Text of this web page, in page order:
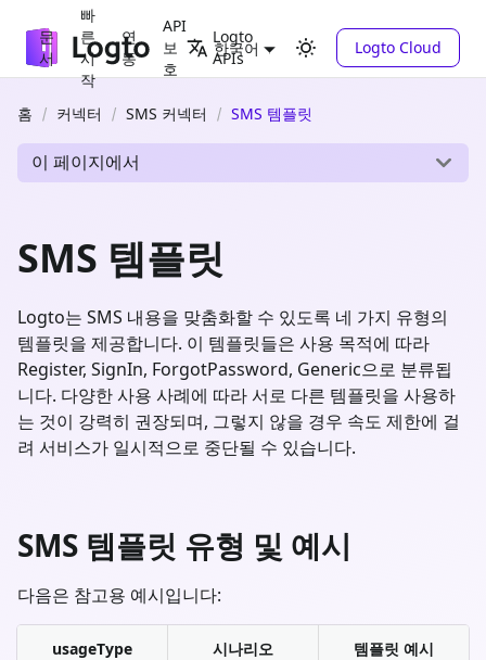
문
서
빠
른
시
작
연
동
API
보
호
Logto
APIs
한국어 Logto Cloud
홈 커넥터 SMS 커넥터 SMS 템플릿
이 페이지에서
SMS 템플릿
Logto는 SMS 내용을 맞춤화할 수 있도록 네 가지 유형의
템플릿을 제공합니다. 이 템플릿들은 사용 목적에 따라
Register, SignIn, ForgotPassword, Generic으로 분류됩
니다. 다양한 사용 사례에 따라 서로 다른 템플릿을 사용하
는 것이 강력히 권장되며, 그렇지 않을 경우 속도 제한에 걸
려 서비스가 일시적으로 중단될 수 있습니다.
SMS 템플릿 유형 및 예시
다음은 참고용 예시입니다:
usageType 시나리오 템플릿 예시